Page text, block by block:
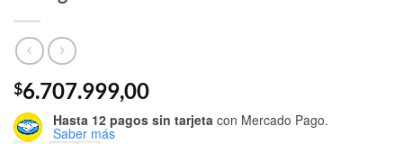
$6.707.999,00
Hasta 12 pagos sin tarjeta con Mercado Pago.
Saber más